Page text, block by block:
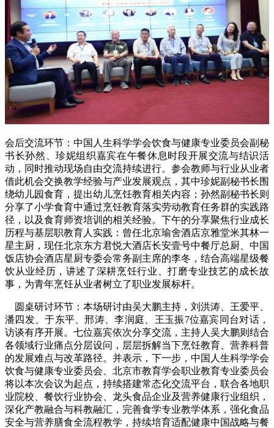
会后交流环节：中国人生科学学会饮食与健康专业委员会副秘
书长孙然、珍妮组织嘉宾在午餐休息时段开展交流与结识活
动，同时推动现场自由交流持续进行。参会教师与行业从业者
借此机会交换教学经验与产业发展观点，其中珍妮副秘书长围
绕幼儿园食育，提出幼儿烹饪教育相关内容；孙然副秘书长则
分享了小学食育中通过烹饪教育落实劳动教育任务群的实践路
径，以及食育师资培训的相关经验。下午的分享聚焦行业成长
历程与基层职教育人实践：曾任北京瑜舍酒店京雅堂米其林一
星主厨，现任北京东方君悦大酒店长安壹号中餐厅总厨、中国
饭店协会酒店星厨专委会常务副主席的李冬，结合高端星级餐
饮从业经历，讲述了深耕烹饪行业、打磨专业技艺的成长故
事，为青年烹饪从业者树立了职业发展标杆。
圆桌研讨环节：本场研讨由吴大鹏主持，刘洪涛、王爱平、
潘四发、于东平、邢涛、李润庭、王玉振7位嘉宾同台对话，
访谈有序开展。七位嘉宾依次分享交流，主持人吴大鹏则结合
各领域行业痛点分层设问，层层拆解当下烹饪教育、营养科普
的发展难点与改革路径。并表示，下一步，中国人生科学学会
饮食与健康专业委员会、北京市教育学会职业教育专业委员会
将以本次会议为起点，持续搭建常态化交流平台，联合各地职
业院校、餐饮行业协会、龙头食品企业及营养健康行业组织，
深化产教融合与科教融汇，完善食学专业教学体系，强化食品
安全与营养膳食全流程教学，持续培育适配健康中国战略与餐